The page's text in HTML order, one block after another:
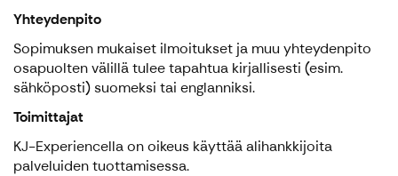
Yhteydenpito
Sopimuksen mukaiset ilmoitukset ja muu yhteydenpito
osapuolten välillä tulee tapahtua kirjallisesti (esim.
sähköposti) suomeksi tai englanniksi.
Toimittajat
KJ-Experiencella on oikeus käyttää alihankkijoita
palveluiden tuottamisessa.